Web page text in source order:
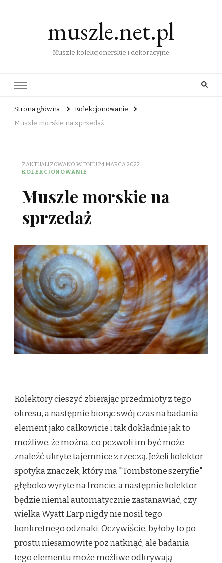
muszle.net.pl
Muszle kolekcjonerskie i dekoracyjne
Strona główna
Kolekcjonowanie
Muszle morskie na sprzedaż
ZAKTUALIZOWANO W DNIU24 MARCA 2022
KOLEKCJONOWANIE
Muszle morskie na
sprzedaż
Kolektory cieszyć zbierając przedmioty z tego
okresu, a następnie biorąc swój czas na badania
element jako całkowicie i tak dokładnie jak to
możliwe, że można, co pozwoli im być może
znaleźć ukryte tajemnice z rzeczą. Jeżeli kolektor
spotyka znaczek, który ma "Tombstone szeryfie"
głęboko wyryte na froncie, a następnie kolektor
będzie niemal automatycznie zastanawiać, czy
wielka Wyatt Earp nigdy nie nosił tego
konkretnego odznaki. Oczywiście, byłoby to po
prostu niesamowite poz natknąć, ale badania
tego elementu może możliwe odkrywają